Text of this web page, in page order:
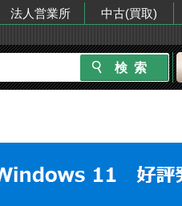
法人営業所 中古(買取)